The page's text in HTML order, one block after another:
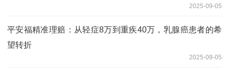
2025-09-05
平安福精准理赔：从轻症8万到重疾40万，乳腺癌患者的希
望转折
2025-09-05